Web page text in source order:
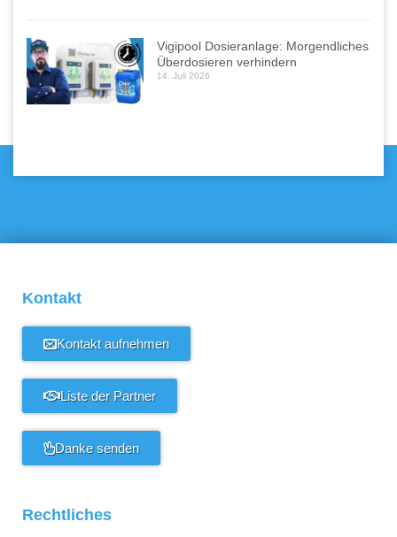
Vigipool Dosieranlage: Morgendliches
Überdosieren verhindern
14. Juli 2026
Kontakt
Kontakt aufnehmen
Liste der Partner
Danke senden
Rechtliches